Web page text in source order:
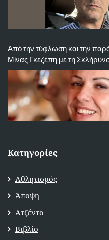
Από την τύφλωση και την
Μίνας Γκεζέπη με τη
Κατηγορίες
Αθλητισμός
Άποψη
Ατζέντα
Βιβλίο